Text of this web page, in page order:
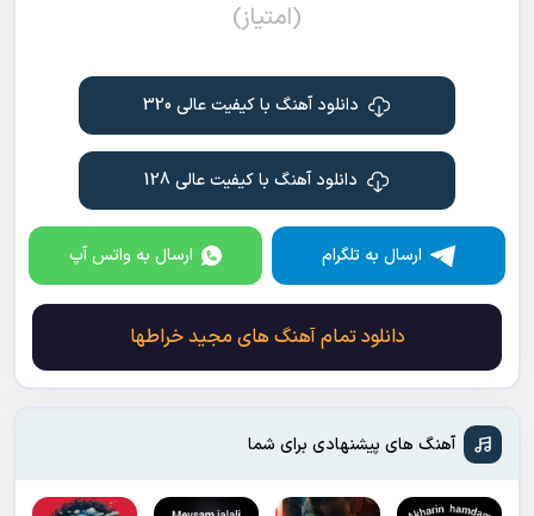
(امتیاز)
دانلود آهنگ با کیفیت عالی 320
دانلود آهنگ با کیفیت عالی 128
ارسال به تلگرام ارسال به واتس آپ
دانلود تمام آهنگ های مجید خراطها
آهنگ های پیشنهادی برای شما